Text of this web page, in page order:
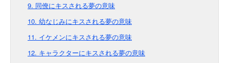
9. 同僚にキスされる夢の意味
10. 幼なじみにキスされる夢の意味
11. イケメンにキスされる夢の意味
12. キャラクターにキスされる夢の意味